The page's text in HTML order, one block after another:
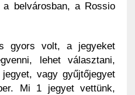
belvárosban, a Rossio
gyors volt, a jegyeket
lehet választani,
vagy gyűjtőjegyet
Mi 1 jegyet vettünk,